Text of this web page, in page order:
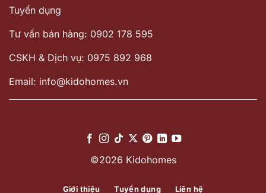
Tuyển dụng
Tư vấn bán hàng: 0902 178 595
CSKH & Dịch vụ: 0975 892 968
Email: info@kidohomes.vn
©2026 Kidohomes
Giới thiệu Tuyển dụng Liên hệ